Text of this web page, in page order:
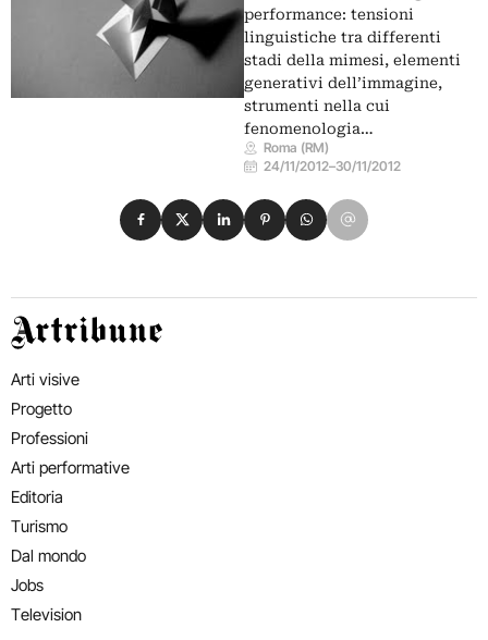
performance: tensioni
linguistiche tra differenti
stadi della mimesi, elementi
generativi dell’immagine,
strumenti nella cui
fenomenologia…
Roma (RM)
24/11/2012–30/11/2012
Condividi su Facebook
Condividi su X
Condividi su LinkedIn
Condividi su Pinterest
Condividi su WhatsApp
Condividi su Email
Artribune
Arti visive
Progetto
Professioni
Arti performative
Editoria
Turismo
Dal mondo
Jobs
Television